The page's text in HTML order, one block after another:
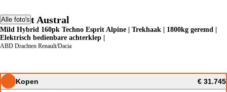
Alle foto's
Renault Austral
Mild Hybrid 160pk Techno Esprit Alpine | Trekhaak | 1800kg geremd |
Elektrisch bedienbare achterklep |
ABD Drachten Renault/Dacia
Kopen € 31.745